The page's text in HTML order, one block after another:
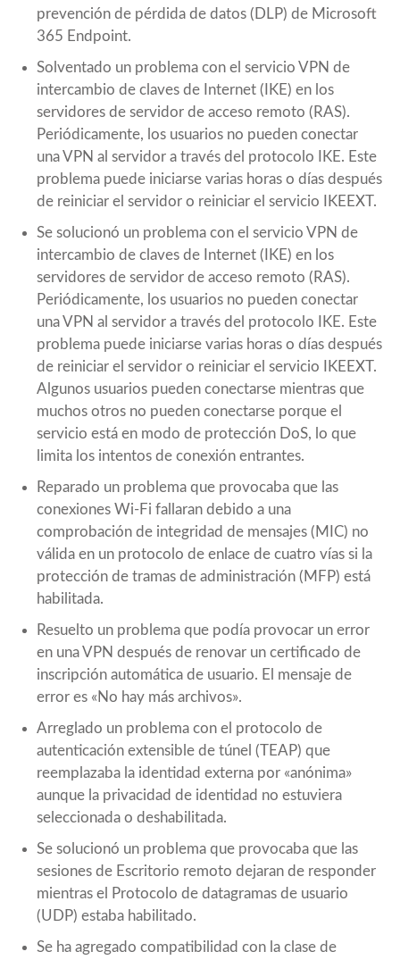
prevención de pérdida de datos (DLP) de Microsoft
365 Endpoint.
Solventado un problema con el servicio VPN de
intercambio de claves de Internet (IKE) en los
servidores de servidor de acceso remoto (RAS).
Periódicamente, los usuarios no pueden conectar
una VPN al servidor a través del protocolo IKE. Este
problema puede iniciarse varias horas o días después
de reiniciar el servidor o reiniciar el servicio IKEEXT.
Se solucionó un problema con el servicio VPN de
intercambio de claves de Internet (IKE) en los
servidores de servidor de acceso remoto (RAS).
Periódicamente, los usuarios no pueden conectar
una VPN al servidor a través del protocolo IKE. Este
problema puede iniciarse varias horas o días después
de reiniciar el servidor o reiniciar el servicio IKEEXT.
Algunos usuarios pueden conectarse mientras que
muchos otros no pueden conectarse porque el
servicio está en modo de protección DoS, lo que
limita los intentos de conexión entrantes.
Reparado un problema que provocaba que las
conexiones Wi-Fi fallaran debido a una
comprobación de integridad de mensajes (MIC) no
válida en un protocolo de enlace de cuatro vías si la
protección de tramas de administración (MFP) está
habilitada.
Resuelto un problema que podía provocar un error
en una VPN después de renovar un certificado de
inscripción automática de usuario. El mensaje de
error es «No hay más archivos».
Arreglado un problema con el protocolo de
autenticación extensible de túnel (TEAP) que
reemplazaba la identidad externa por «anónima»
aunque la privacidad de identidad no estuviera
seleccionada o deshabilitada.
Se solucionó un problema que provocaba que las
sesiones de Escritorio remoto dejaran de responder
mientras el Protocolo de datagramas de usuario
(UDP) estaba habilitado.
Se ha agregado compatibilidad con la clase de